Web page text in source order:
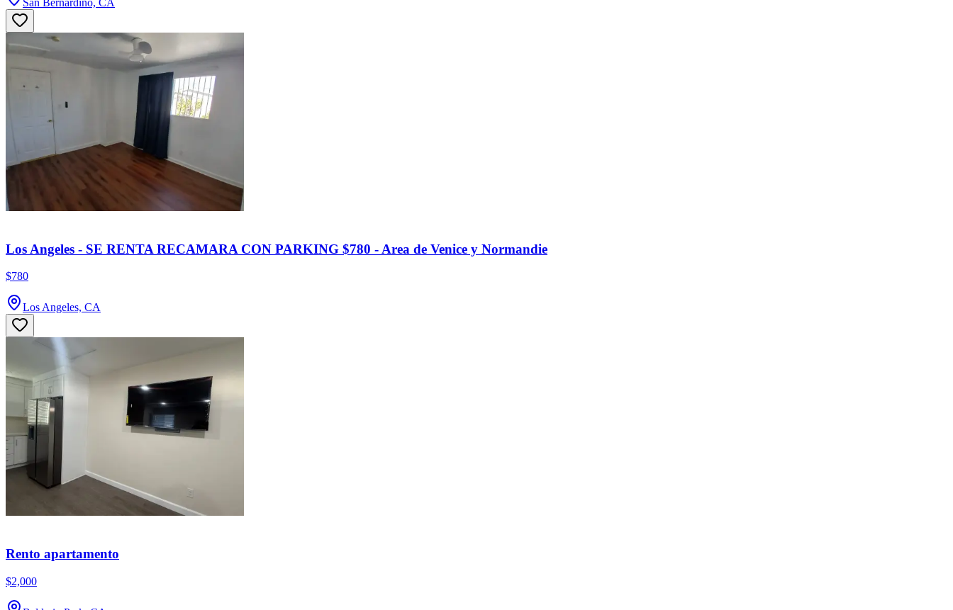
Los Angeles - SE RENTA RECAMARA CON PARKING $780 - Area de Venice y Normandie
$780
Los Angeles, CA
Rento apartamento
$2,000